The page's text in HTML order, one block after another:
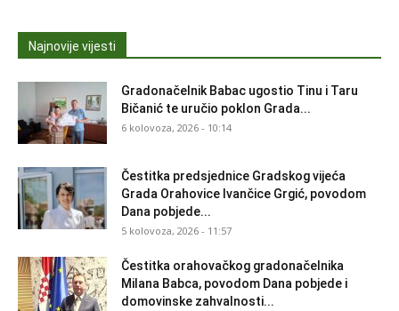
Najnovije vijesti
Gradonačelnik Babac ugostio Tinu i Taru
Bičanić te uručio poklon Grada...
6 kolovoza, 2026 - 10:14
Čestitka predsjednice Gradskog vijeća
Grada Orahovice Ivančice Grgić, povodom
Dana pobjede...
5 kolovoza, 2026 - 11:57
Čestitka orahovačkog gradonačelnika
Milana Babca, povodom Dana pobjede i
domovinske zahvalnosti...